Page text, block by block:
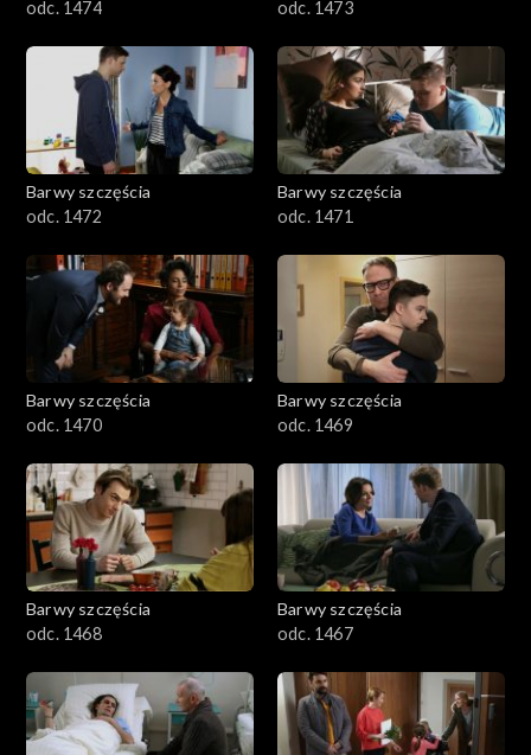
odc. 1474 odc. 1473
Barwy szczęścia
odc. 1472
Barwy szczęścia
odc. 1471
Barwy szczęścia
odc. 1470
Barwy szczęścia
odc. 1469
Barwy szczęścia
odc. 1468
Barwy szczęścia
odc. 1467